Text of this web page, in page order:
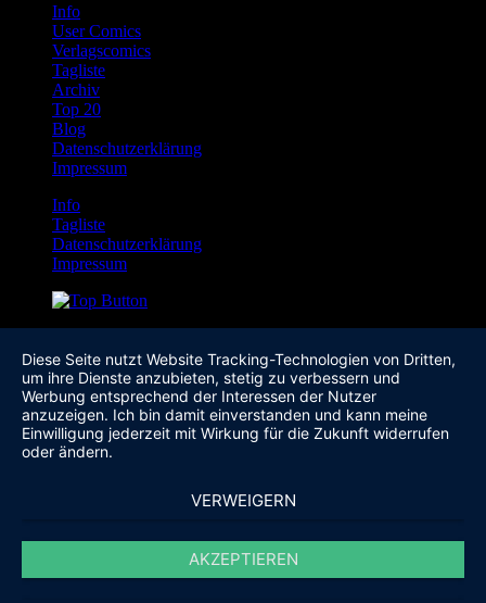
Info
User Comics
Verlagscomics
Tagliste
Archiv
Top 20
Blog
Datenschutzerklärung
Impressum
Info
Tagliste
Datenschutzerklärung
Impressum
Diese Seite nutzt Website Tracking-Technologien von Dritten,
um ihre Dienste anzubieten, stetig zu verbessern und
Werbung entsprechend der Interessen der Nutzer
anzuzeigen. Ich bin damit einverstanden und kann meine
Einwilligung jederzeit mit Wirkung für die Zukunft widerrufen
oder ändern.
VERWEIGERN
AKZEPTIEREN